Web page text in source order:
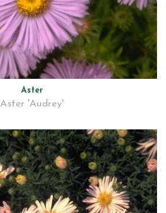
Aster
Aster 'Audrey'